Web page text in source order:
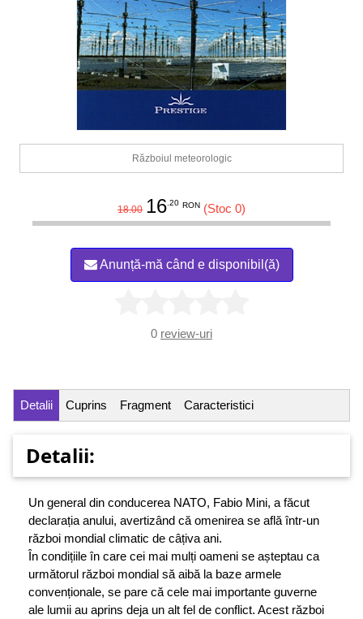
Războiul meteorologic
18.00 16.20 RON (Stoc 0)
Anunță-mă când e disponibil(ă)
0 review-uri
Detalii Cuprins Fragment Caracteristici
Detalii:
Un general din conducerea NATO, Fabio Mini, a făcut
declarația anului, avertizând că omenirea se află într-un
război mondial climatic de câțiva ani.
În condițiile în care cei mai mulți oameni se așteptau ca
următorul război mondial să aibă la baze armele
convenționale, se pare că cele mai importante guverne
ale lumii au aprins deja un alt fel de conflict. Acest război